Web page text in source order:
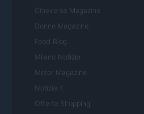
Cineverse Magazine
Donne Magazine
Food Blog
Milano Notizie
Motor Magazine
Notizie.it
Offerte Shopping